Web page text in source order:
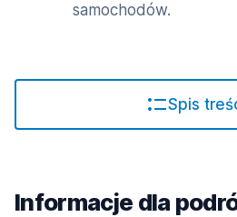
samochodów.
Spis
Informacje dla